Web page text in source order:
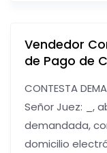
Vendedor
de Pago de
CONTESTA
Señor Juez: _,
demandada,
domicilio